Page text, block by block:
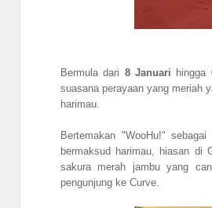
Bermula dari 8 Januari hingga
suasana perayaan yang meriah
harimau.
Bertemakan "WooHu!"
bermaksud harimau, hiasan di
sakura merah jambu yang
pengunjung ke Curve.